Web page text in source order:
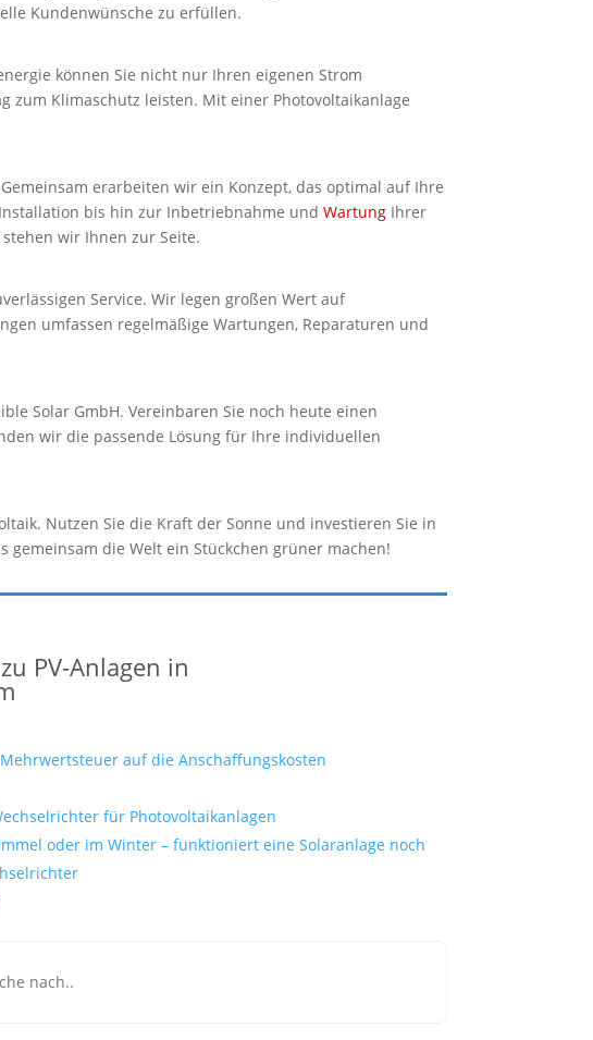
Kundenwünsche zu erfüllen.
können Sie nicht nur Ihren eigenen Strom
zum Klimaschutz leisten. Mit einer Photovoltaikanlage
erarbeiten wir ein Konzept, das optimal auf Ihre
bis hin zur Inbetriebnahme undWartung Ihrer
wir Ihnen zur Seite.
Service. Wir legen großen Wert auf
umfassen regelmäßige Wartungen, Reparaturen und
Solar GmbH. Vereinbaren Sie noch heute einen
wir die passende Lösung für Ihre individuellen
Nutzen Sie die Kraft der Sonne und investieren Sie in
die Welt ein Stückchen grüner machen!
PV-Anlagen in
auf die Anschaffungskosten
für Photovoltaikanlagen
oder im Winter – funktioniert eine Solaranlage noch